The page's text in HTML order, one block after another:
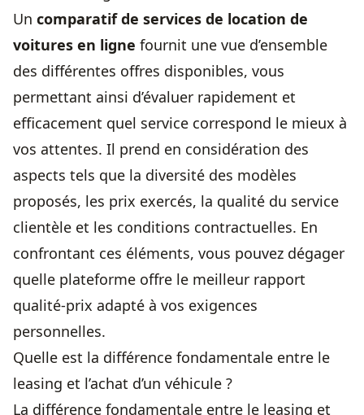
Un comparatif de services de location de
voitures en ligne fournit une vue d’ensemble
des différentes offres disponibles, vous
permettant ainsi d’évaluer rapidement et
efficacement quel service correspond le mieux à
vos attentes. Il prend en considération des
aspects tels que la diversité des modèles
proposés, les prix exercés, la qualité du service
clientèle et les conditions contractuelles. En
confrontant ces éléments, vous pouvez dégager
quelle plateforme offre le meilleur rapport
qualité-prix adapté à vos exigences
personnelles.
Quelle est la différence fondamentale entre le
leasing et l’achat d’un véhicule ?
La différence fondamentale entre le leasing et